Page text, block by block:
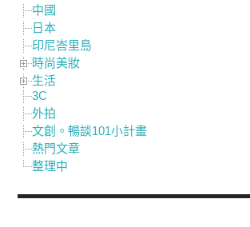
中國
日本
印尼峇里島
時尚美妝
生活
3C
外拍
文創。暢談101小計畫
熱門文章
整理中